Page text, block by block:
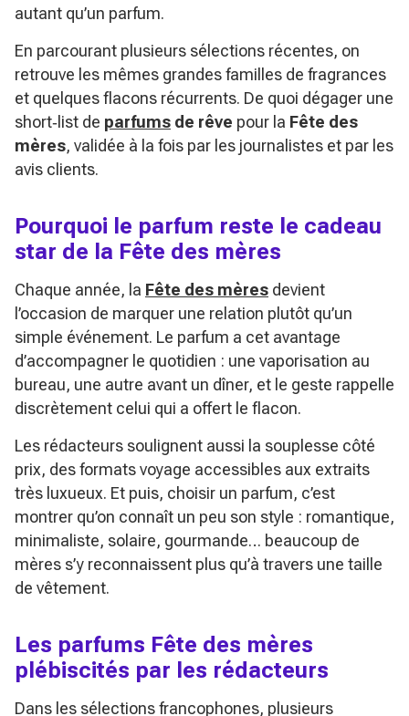
autant qu’un parfum.
En parcourant plusieurs sélections récentes, on
retrouve les mêmes grandes familles de fragrances
et quelques flacons récurrents. De quoi dégager une
short‑list de parfums de rêve pour la Fête des
mères, validée à la fois par les journalistes et par les
avis clients.
Pourquoi le parfum reste le cadeau
star de la Fête des mères
Chaque année, la Fête des mères devient
l’occasion de marquer une relation plutôt qu’un
simple événement. Le parfum a cet avantage
d’accompagner le quotidien : une vaporisation au
bureau, une autre avant un dîner, et le geste rappelle
discrètement celui qui a offert le flacon.
Les rédacteurs soulignent aussi la souplesse côté
prix, des formats voyage accessibles aux extraits
très luxueux. Et puis, choisir un parfum, c’est
montrer qu’on connaît un peu son style : romantique,
minimaliste, solaire, gourmande… beaucoup de
mères s’y reconnaissent plus qu’à travers une taille
de vêtement.
Les parfums Fête des mères
plébiscités par les rédacteurs
Dans les sélections francophones, plusieurs